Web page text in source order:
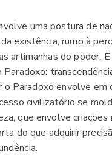
uma postura de
existência, rumo à
artimanhas do poder.
Paradoxo envolve
civilizatório se
que envolve
do que adquirir